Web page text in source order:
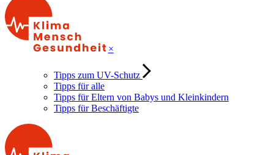
×
Tipps zum UV-Schutz
Tipps für alle
Tipps für Eltern von Babys und Kleinkindern
Tipps für Beschäftigte